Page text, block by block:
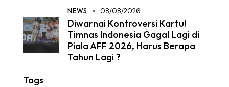
NEWS 08/08/2026
Diwarnai Kontroversi Kartu!
Timnas Indonesia Gagal Lagi di
Piala AFF 2026, Harus Berapa
Tahun Lagi ?
Tags